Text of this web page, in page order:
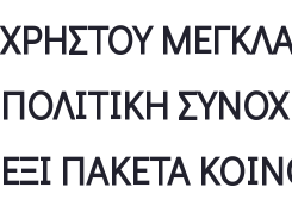
ΧΡΗΣΤΟΥ
ΠΟΛΙΤΙΚΗ
ΕΞΙ ΠΑΚΕΤΑ